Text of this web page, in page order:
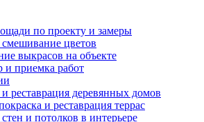
по проекту и замеры
цветов
выкрасов на объекте
и приемка работ
реставрация деревянных домов
и реставрация террас
и потолков в интерьере